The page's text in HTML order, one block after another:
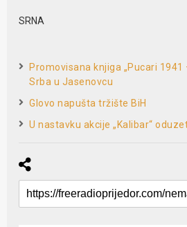
SRNA
Promovisana knjiga „Pucari 1941
Srba u Jasenovcu
Glovo napušta tržište BiH
U nastavku akcije „Kalibar“